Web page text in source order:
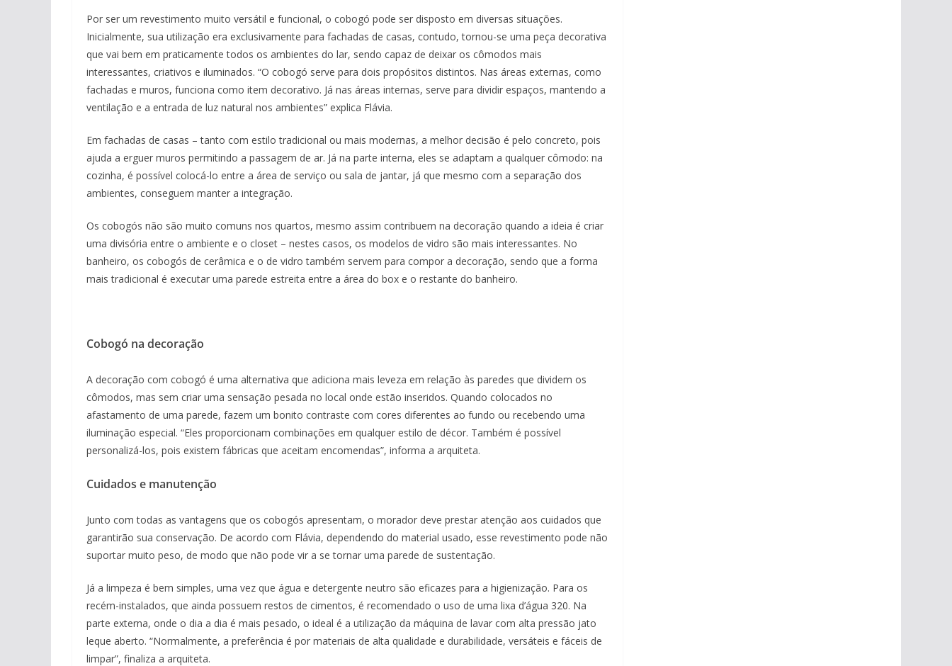
Por ser um revestimento muito versátil e funcional, o cobogó pode ser disposto em diversas situações.
Inicialmente, sua utilização era exclusivamente para fachadas de casas, contudo, tornou-se uma peça decorativa
que vai bem em praticamente todos os ambientes do lar, sendo capaz de deixar os cômodos mais
interessantes, criativos e iluminados. “O cobogó serve para dois propósitos distintos. Nas áreas externas, como
fachadas e muros, funciona como item decorativo. Já nas áreas internas, serve para dividir espaços, mantendo a
ventilação e a entrada de luz natural nos ambientes” explica Flávia.
Em fachadas de casas – tanto com estilo tradicional ou mais modernas, a melhor decisão é pelo concreto, pois
ajuda a erguer muros permitindo a passagem de ar. Já na parte interna, eles se adaptam a qualquer cômodo: na
cozinha, é possível colocá-lo entre a área de serviço ou sala de jantar, já que mesmo com a separação dos
ambientes, conseguem manter a integração.
Os cobogós não são muito comuns nos quartos, mesmo assim contribuem na decoração quando a ideia é criar
uma divisória entre o ambiente e o closet – nestes casos, os modelos de vidro são mais interessantes. No
banheiro, os cobogós de cerâmica e o de vidro também servem para compor a decoração, sendo que a forma
mais tradicional é executar uma parede estreita entre a área do box e o restante do banheiro.
Cobogó na decoração
A decoração com cobogó é uma alternativa que adiciona mais leveza em relação às paredes que dividem os
cômodos, mas sem criar uma sensação pesada no local onde estão inseridos. Quando colocados no
afastamento de uma parede, fazem um bonito contraste com cores diferentes ao fundo ou recebendo uma
iluminação especial. “Eles proporcionam combinações em qualquer estilo de décor. Também é possível
personalizá-los, pois existem fábricas que aceitam encomendas”, informa a arquiteta.
Cuidados e manutenção
Junto com todas as vantagens que os cobogós apresentam, o morador deve prestar atenção aos cuidados que
garantirão sua conservação. De acordo com Flávia, dependendo do material usado, esse revestimento pode não
suportar muito peso, de modo que não pode vir a se tornar uma parede de sustentação.
Já a limpeza é bem simples, uma vez que água e detergente neutro são eficazes para a higienização. Para os
recém-instalados, que ainda possuem restos de cimentos, é recomendado o uso de uma lixa d’água 320. Na
parte externa, onde o dia a dia é mais pesado, o ideal é a utilização da máquina de lavar com alta pressão jato
leque aberto. “Normalmente, a preferência é por materiais de alta qualidade e durabilidade, versáteis e fáceis de
limpar”, finaliza a arquiteta.